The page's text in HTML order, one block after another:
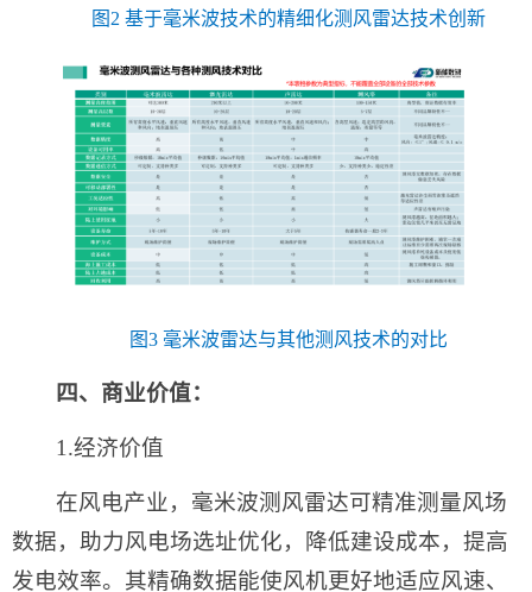
图2 基于毫米波技术的精细化测风雷达技术创新
图3 毫米波雷达与其他测风技术的对比
四、商业价值：
1.经济价值
在风电产业，毫米波测风雷达可精准测量风场
数据，助力风电场选址优化，降低建设成本，提高
发电效率。其精确数据能使风机更好地适应风速、